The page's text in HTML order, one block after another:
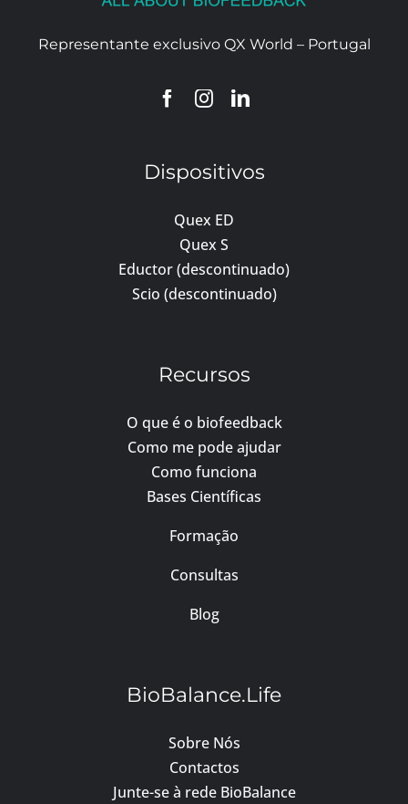
Representante exclusivo QX World – Portugal
Dispositivos
Quex ED
Quex S
Eductor (descontinuado)
Scio (descontinuado)
Recursos
O que é o biofeedback
Como me pode ajudar
Como funciona
Bases Científicas
Formação
Consultas
Blog
BioBalance.Life
Sobre Nós
Contactos
Junte-se à rede BioBalance